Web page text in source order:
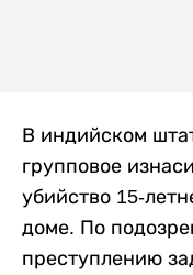
В индийском
групповое
убийство 15-
доме. По
преступлению